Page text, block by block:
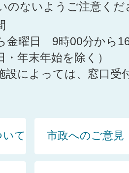
のないようご注意くだ
金曜日 9時00分から
・年末年始を除く）
設によっては、窓口受
て 市政へのご意見